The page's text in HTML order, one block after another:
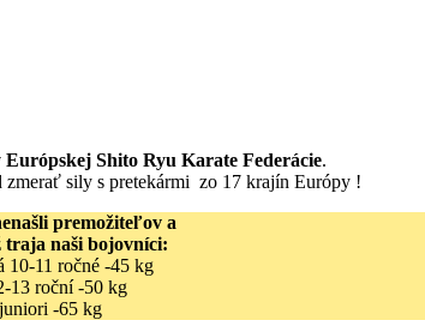
Shito Ryu Karate Federácie.
zmerať sily s pretekármi zo 17 krajín Európy !
premožiteľov a
naši bojovníci:
10-11 ročné -45 kg
13 roční -50 kg
-65 kg